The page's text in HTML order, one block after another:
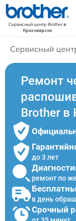
Сервисный центр Brotherв
Красноярске
Сервисный
Ремонт
Brother в
до 3 лет
ремонт по
в день
Срочный